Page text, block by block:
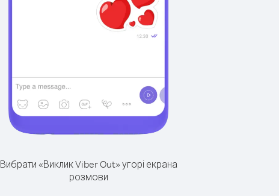
Вибрати «Виклик Viber Out» угорі екрана
розмови